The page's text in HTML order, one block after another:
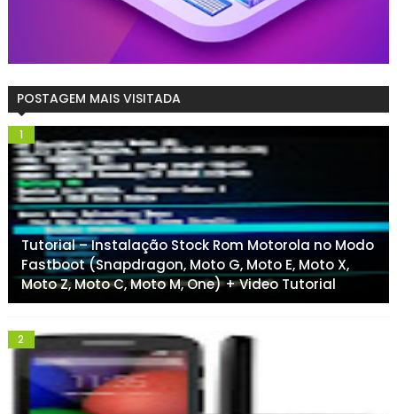
POSTAGEM MAIS VISITADA
Tutorial – Instalação Stock Rom Motorola no Modo
Fastboot (Snapdragon, Moto G, Moto E, Moto X,
Moto Z, Moto C, Moto M, One) + Video Tutorial